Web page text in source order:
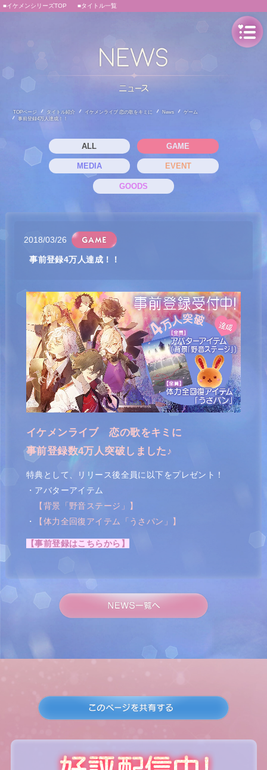
■イケメンシリーズTOP ■タイトル一覧
TOPページ タイトル紹介 イケメンライブ 恋の歌をキミに News
ゲーム
事前登録4万人達成！！
ALL GAME
MEDIA EVENT
GOODS
2018/03/26
事前登録4万人達成！！
イケメンライブ 恋の歌をキミに
事前登録数4万人突破しました♪
特典として、リリース後全員に以下をプレゼント！
・アバターアイテム
【背景「野音ステージ」】
・
【体力全回復アイテム「うさパン」】
【事前登録はこちらから】